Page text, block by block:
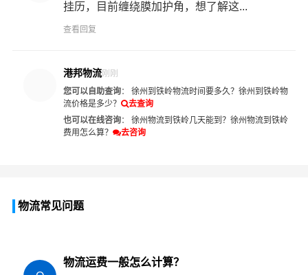
挂历，目前缠绕膜加护角，想了解这...
查看回复
港邦物流刚刚
您可以自助查询： 徐州到铁岭物流时间要多久？ 徐州到铁岭物
流价格是多少？
去查询
也可以在线咨询： 徐州物流到铁岭几天能到？ 徐州物流到铁岭
费用怎么算？
去咨询
物流常见问题
物流运费一般怎么计算？